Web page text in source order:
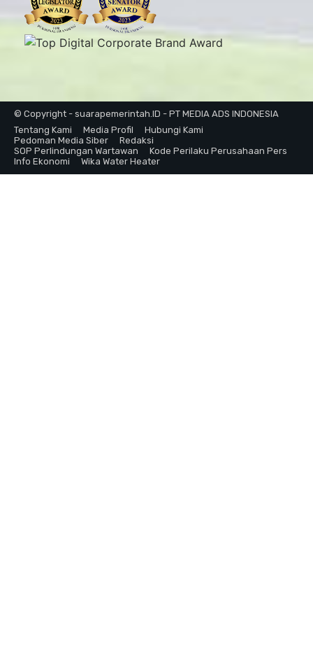
© Copyright - suarapemerintah.ID - PT MEDIA ADS INDONESIA
Tentang Kami
Media Profil
Hubungi Kami
Pedoman Media Siber
Redaksi
SOP Perlindungan Wartawan
Kode Perilaku Perusahaan Pers
Info Ekonomi
Wika Water Heater